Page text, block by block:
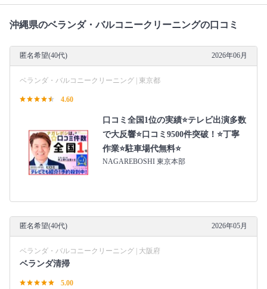
沖縄県のベランダ・バルコニークリーニングの口コミ
匿名希望(40代) 2026年06月
ベランダ・バルコニークリーニング | 東京都
4.60
口コミ全国1位の実績⭐テレビ出演多数
で大反響⭐口コミ9500件突破！⭐丁寧
作業⭐駐車場代無料⭐
NAGAREBOSHI 東京本部
匿名希望(40代) 2026年05月
ベランダ・バルコニークリーニング | 大阪府
ベランダ清掃
5.00